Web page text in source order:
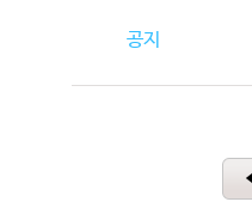
공지